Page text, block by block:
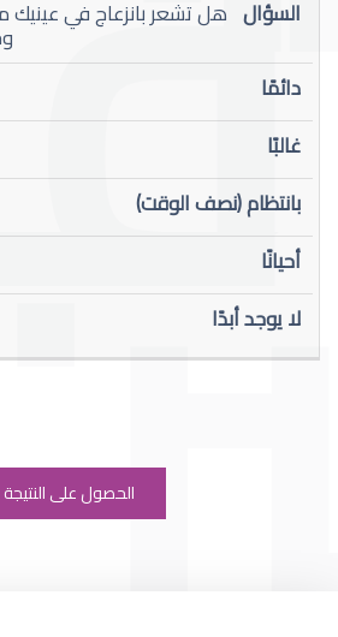
هل تشعر بانزعاج في